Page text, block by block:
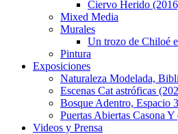
Ciervo Herido
Mixed Media
Murales
Un trozo de Chiloé
Pintura
Exposiciones
Naturaleza Modelada,
Escenas Cat astróficas
Bosque Adentro, Espacio
Puertas Abiertas Casona
Videos y Prensa